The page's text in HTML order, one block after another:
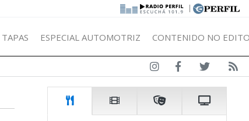
|
TAPAS ESPECIAL AUTOMOTRIZ CONTENIDO NO